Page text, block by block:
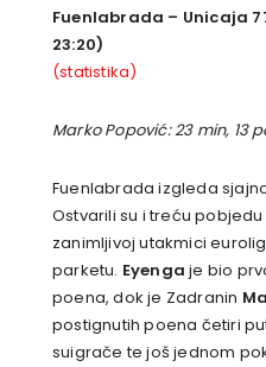
Fuenlabrada – Unicaja
23:20)
(statistika)
Marko Popović: 23 min, 13
Fuenlabrada izgleda
Ostvarili su i treću
zanimljivoj utakmici
parketu. Eyenga je bio
poena, dok je Zadranin
postignutih poena četiri
suigrače te još jednom